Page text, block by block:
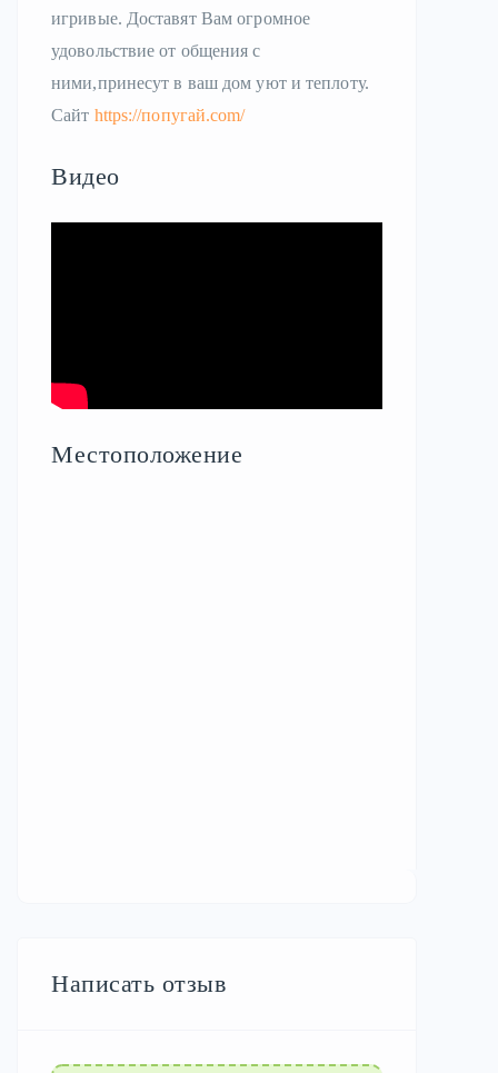
игривые. Доставят Вам огромное
удовольствие от общения с
ними,принесут в ваш дом уют и теплоту.
Сайт https://попугай.com/
Видео
Местоположение
Написать отзыв